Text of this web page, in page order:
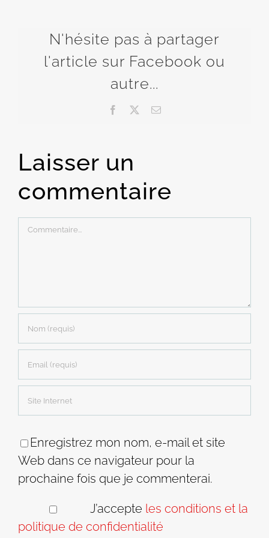
N'hésite pas à partager
l'article sur Facebook ou
autre...
Facebook Email
Laisser un
commentaire
Commentaire
Enregistrez mon nom, e-mail et site
Web dans ce navigateur pour la
prochaine fois que je commenterai.
J’accepte les conditions et la
politique de confidentialité